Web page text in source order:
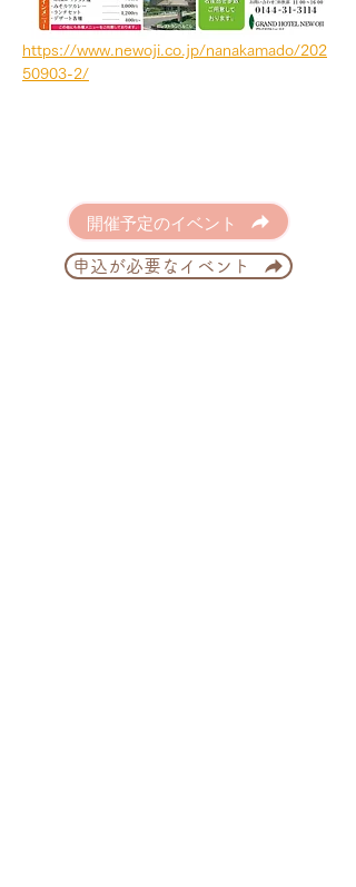
https://www.newoji.co.jp/nanakamado/202
50903-2/
開催予定のイベント
申込が必要なイベント